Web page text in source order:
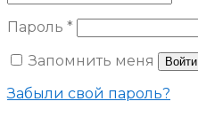
Пароль *
Запомнить меня
Войти
Забыли свой пароль?